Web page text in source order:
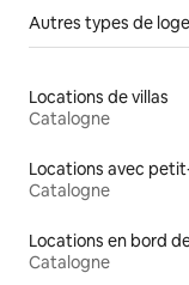
Autres types de
Locations de villas
Catalogne
Catalogne
Locations en bord
Catalogne